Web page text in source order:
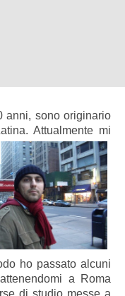
anni, sono originario
Attualmente mi
ho passato alcuni
a Roma
di studio messe a